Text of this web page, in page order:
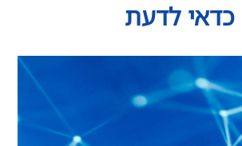
כדאי לדעת